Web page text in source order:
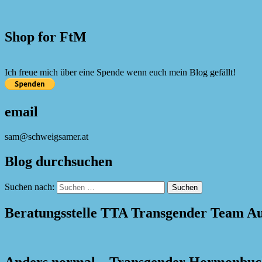
Shop for FtM
Ich freue mich über eine Spende wenn euch mein Blog gefällt!
email
sam@schweigsamer.at
Blog durchsuchen
Suchen nach:
Beratungsstelle TTA Transgender Team